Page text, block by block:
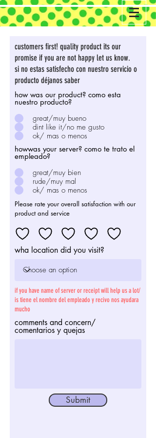
customers first! quality product its our
promise if you are not happy let us know.
si no estas satisfecho con nuestro servicio o
producto déjanos saber
how was our product? como esta
nuestro producto?
great/muy bueno
dint like it/no me gusto
ok/ mas o menos
howwas your server? como te trato el
empleado?
great/muy bien
rude/muy mal
ok/ mas o menos
Please rate your overall satisfaction with our
product and service
wha location did you visit?
if you have name of server or receipt will help us a lot/
is tiene el nombre del empleado y recivo nos ayudara
mucho
comments and concern/
comentarios y quejas
Submit